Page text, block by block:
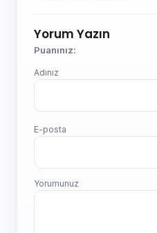
Yorum Yazın
Puanınız:
Adınız
E-posta
Yorumunuz